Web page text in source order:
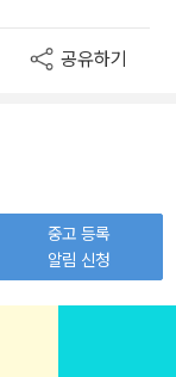
공유하기
중고 등록
알림 신청